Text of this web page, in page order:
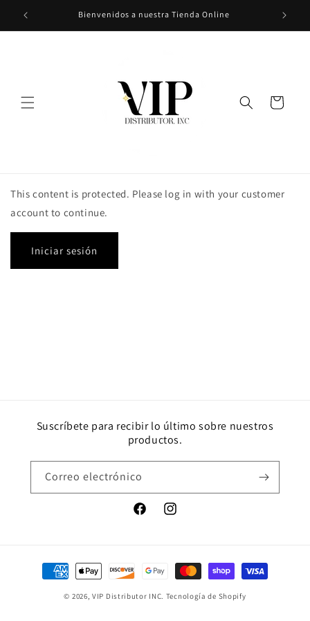
directamente
al contenido
Bienvenidos a nuestra Tienda Online
Carrito
This content is protected. Please log in with your customer
account to continue.
Iniciar sesión
Suscríbete para recibir lo último sobre nuestros
productos.
Correo electrónico
FacebookInstagram
Formas
de
© 2026,VIP Distributor INC. Tecnología de Shopify